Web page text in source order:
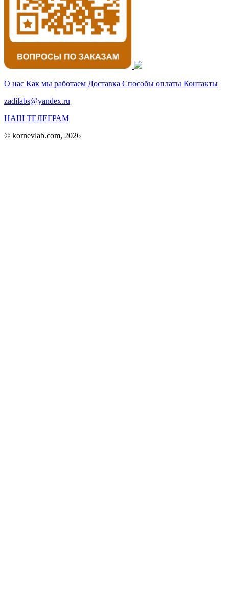
О нас Как мы работаем Доставка Способы оплаты Контакты
zadilabs@yandex.ru
НАШ ТЕЛЕГРАМ
© kornevlab.com, 2026